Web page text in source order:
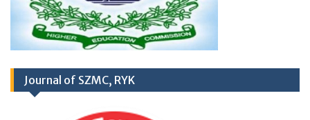
03 March 2026Career Opportunities at
Newly Cardiac Center (CARDIOLOGY UNIT-
II) Sheikh Zayed Medical College/Hospital,
Application Form
Journal of SZMC, RYK